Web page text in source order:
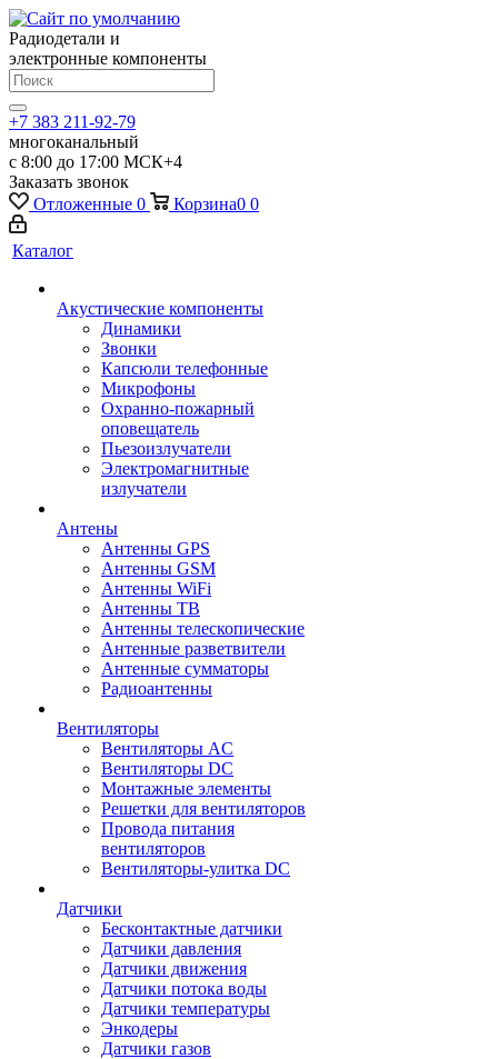
Радиодетали и
электронные компоненты
+7 383 211-92-79
многоканальный
с 8:00 до 17:00 МСК+4
Заказать звонок
Отложенные 0 Корзина0 0
Каталог
Акустические компоненты
Динамики
Звонки
Капсюли телефонные
Микрофоны
Охранно-пожарный
оповещатель
Пьезоизлучатели
Электромагнитные
излучатели
Антены
Антенны GPS
Антенны GSM
Антенны WiFi
Антенны ТВ
Антенны телескопические
Антенные разветвители
Антенные сумматоры
Радиоантенны
Вентиляторы
Вентиляторы AC
Вентиляторы DC
Монтажные элементы
Решетки для вентиляторов
Провода питания
вентиляторов
Вентиляторы-улитка DC
Датчики
Бесконтактные датчики
Датчики давления
Датчики движения
Датчики потока воды
Датчики температуры
Энкодеры
Датчики газов